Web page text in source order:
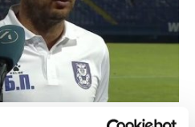
igrači nisu podlegli